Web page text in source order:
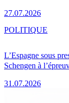
27.07.2026
L’Espagne sous
Schengen à
31.07.2026
POLITIQUE